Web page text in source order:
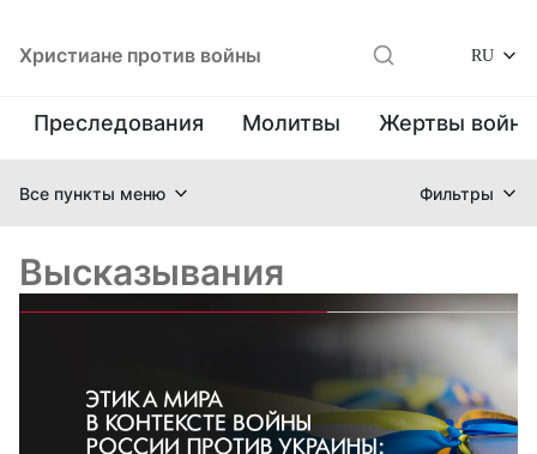
Христиане против войны RU
Преследования Молитвы Жертвы
Все пункты меню Фильтры
Высказывания